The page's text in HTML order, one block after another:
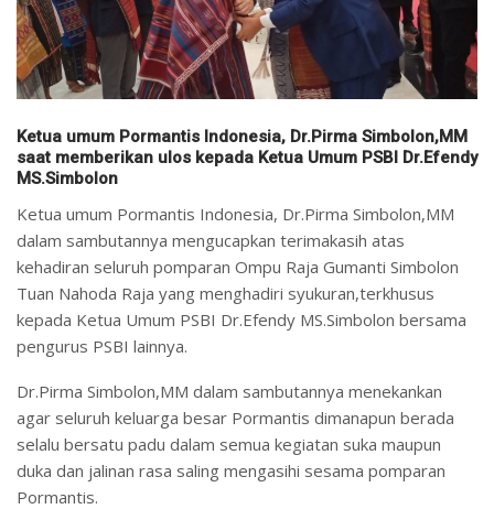
Ketua umum Pormantis Indonesia, Dr.Pirma Simbolon,MM
saat memberikan ulos kepada Ketua Umum PSBI Dr.Efendy
MS.Simbolon
Ketua umum Pormantis Indonesia, Dr.Pirma Simbolon,MM
dalam sambutannya mengucapkan terimakasih atas
kehadiran seluruh pomparan Ompu Raja Gumanti Simbolon
Tuan Nahoda Raja yang menghadiri syukuran,terkhusus
kepada Ketua Umum PSBI Dr.Efendy MS.Simbolon bersama
pengurus PSBI lainnya.
Dr.Pirma Simbolon,MM dalam sambutannya menekankan
agar seluruh keluarga besar Pormantis dimanapun berada
selalu bersatu padu dalam semua kegiatan suka maupun
duka dan jalinan rasa saling mengasihi sesama pomparan
Pormantis.